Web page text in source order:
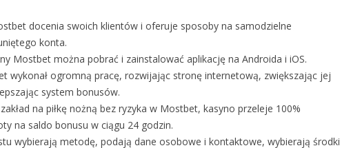
docenia swoich klientów i oferuje sposoby na samodzielne
konta.
Mostbet można pobrać i zainstalować aplikację na Androida i iOS.
wykonał ogromną pracę, rozwijając stronę internetową, zwiększając jej
system bonusów.
na piłkę nożną bez ryzyka w Mostbet, kasyno przeleje 100%
na saldo bonusu w ciągu 24 godzin.
wybierają metodę, podają dane osobowe i kontaktowe, wybierają środki